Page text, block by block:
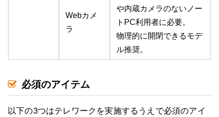
Webカメ
ラ
や内蔵カメラのないノー
トPC利用者に必要。
物理的に開閉できるモデ
ル推奨。
必須のアイテム
以下の3つはテレワークを実施するうえで必須のアイ